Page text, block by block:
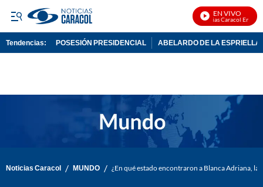
EN VIVO
Noticias Caracol En Vivo
Tendencias: POSESIÓN PRESIDENCIAL ABELARDO DE LA ESPRIELLA
Noticias Caracol / MUNDO / ¿En qué estado encontraron a Blanca Adriana,